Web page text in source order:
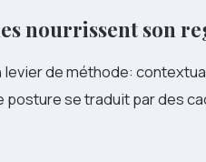
nourrissent son
levier de méthode:
se traduit par des